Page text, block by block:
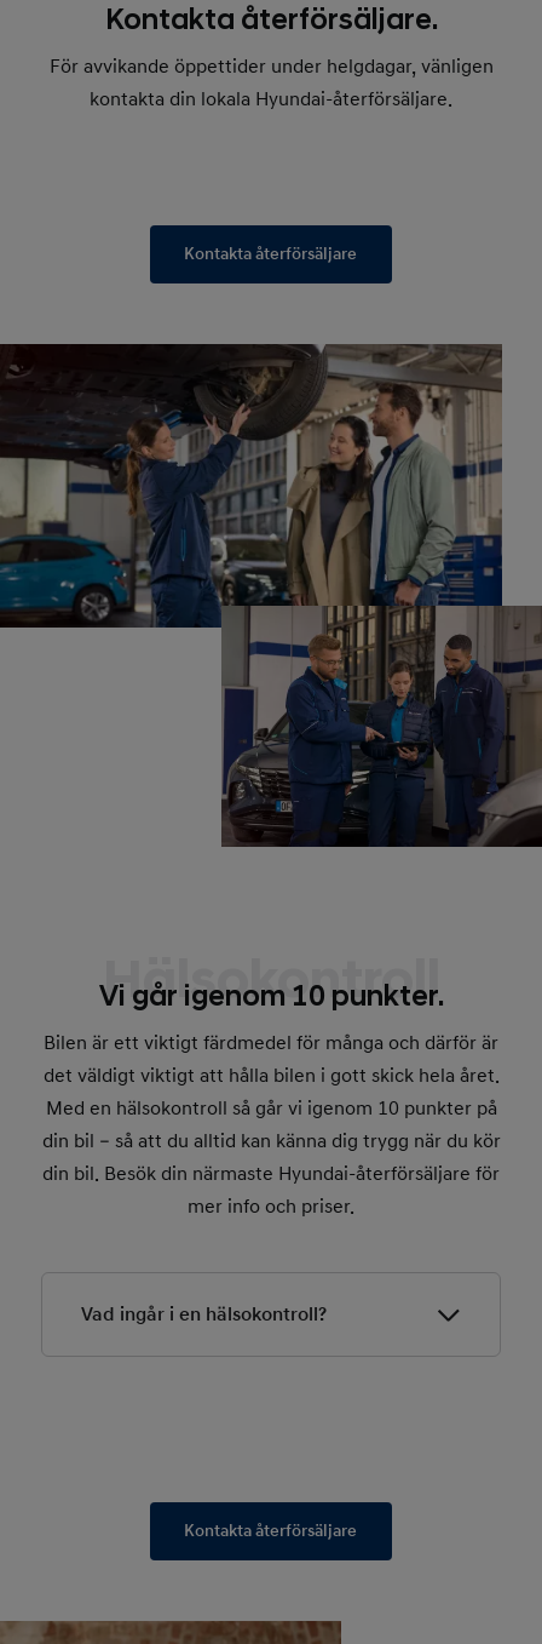
Kontakta återförsäljare.
För avvikande öppettider under helgdagar, vänligen
kontakta din lokala Hyundai-återförsäljare.
Kontakta återförsäljare
Hälsokontroll
Vi går igenom 10 punkter.
Bilen är ett viktigt färdmedel för många och därför är
det väldigt viktigt att hålla bilen i gott skick hela året.
Med en hälsokontroll så går vi igenom 10 punkter på
din bil – så att du alltid kan känna dig trygg när du kör
din bil. Besök din närmaste Hyundai-återförsäljare för
mer info och priser.
Vad ingår i en hälsokontroll?
ㆍYttre belysning och signalhorn
ㆍSpolarvätskenivå och kylarvätskenivå
Kontakta återförsäljare